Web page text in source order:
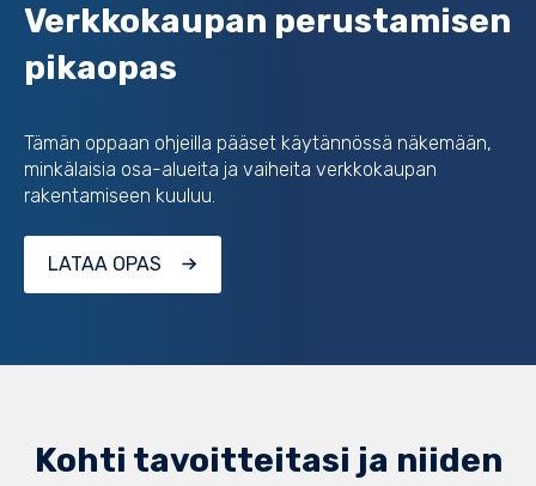
Verkkokaupan perustamisen
pikaopas
Tämän oppaan ohjeilla pääset käytännössä näkemään,
minkälaisia osa-alueita ja vaiheita verkkokaupan
rakentamiseen kuuluu.
LATAA OPAS
Kohti tavoitteitasi ja niiden